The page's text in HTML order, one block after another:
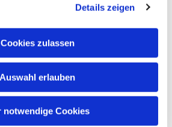
Details zeigen
Cookies zulassen
Auswahl erlauben
notwendige Cookies